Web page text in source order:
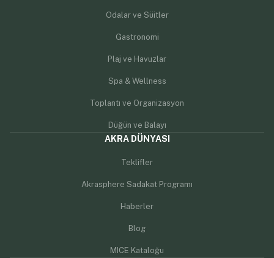
Odalar ve Süitler
Gastronomi
Plaj ve Havuzlar
Spa & Wellness
Toplantı ve Organizasyon
Düğün ve Balayı
AKRA DÜNYASI
Teklifler
Akrasphere Sadakat Programı
Haberler
Blog
MICE Kataloğu